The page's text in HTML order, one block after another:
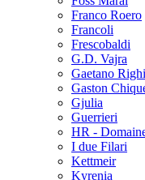
Franco Roero
Francoli
Frescobaldi
G.D. Vajra
Gaetano Righi
Gaston
Gjulia
Guerrieri
HR -
I due Filari
Kettmeir
Kyrenia